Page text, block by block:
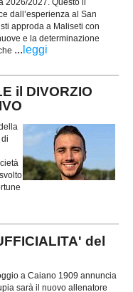
dall’esperienza al San
approda a Maliseti con
e la determinazione
... leggi
il DIVORZIO
del
a Caiano 1909 annuncia
sarà il nuovo allenatore